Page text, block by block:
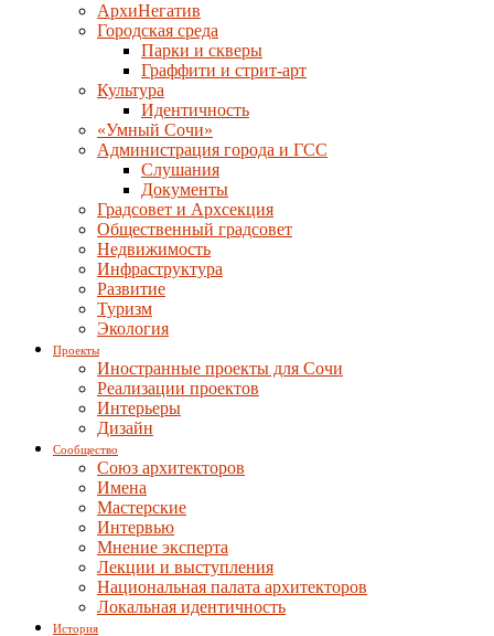
АрхиНегатив
Городская среда
Парки и скверы
Граффити и стрит-арт
Культура
Идентичность
«Умный Сочи»
Администрация города и ГСС
Слушания
Документы
Градсовет и Архсекция
Общественный градсовет
Недвижимость
Инфраструктура
Развитие
Туризм
Экология
Проекты
Иностранные проекты для Сочи
Реализации проектов
Интерьеры
Дизайн
Сообщество
Союз архитекторов
Имена
Мастерские
Интервью
Мнение эксперта
Лекции и выступления
Национальная палата архитекторов
Локальная идентичность
История